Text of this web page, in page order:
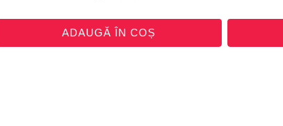
ADAUGĂ ÎN COȘ